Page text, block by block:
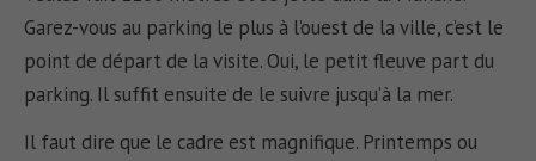
Garez-vous au parking le plus à l’ouest de la ville, c’est le
point de départ de la visite. Oui, le petit fleuve part du
parking. Il suffit ensuite de le suivre jusqu’à la mer.
Il faut dire que le cadre est magnifique. Printemps ou